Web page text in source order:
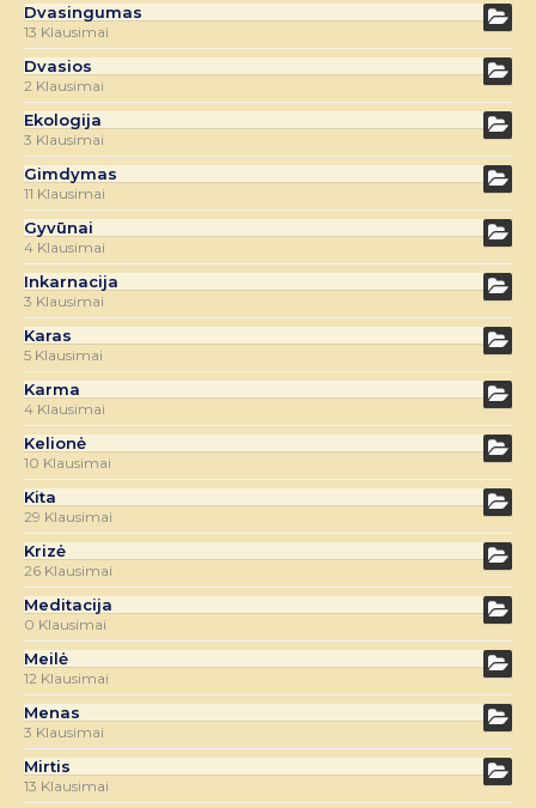
Dvasingumas
13 Klausimai
Dvasios
2 Klausimai
Ekologija
3 Klausimai
Gimdymas
11 Klausimai
Gyvūnai
4 Klausimai
Inkarnacija
3 Klausimai
Karas
5 Klausimai
Karma
4 Klausimai
Kelionė
10 Klausimai
Kita
29 Klausimai
Krizė
26 Klausimai
Meditacija
0 Klausimai
Meilė
12 Klausimai
Menas
3 Klausimai
Mirtis
13 Klausimai